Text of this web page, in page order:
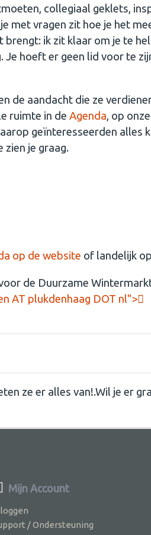
collegiaal geklets,
met vragen zit hoe je het
ik zit klaar om je te
hoeft er geen lid voor te
de aandacht die ze
ruimte in de Agenda, op onze
geïnteresseerden alles
zien je graag.
op de website of landelijk op
de Duurzame
AT plukdenhaag DOT nl">
ze er alles van!.Wil je er
Mijn Account
/ Ondersteuning